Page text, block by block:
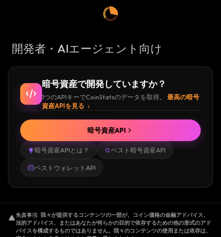
開発者・AIエージェント向け
暗号資産で開発していますか？
1つのAPIキーでCoinStatsのデータを取得。
最高の暗号
資産APIを見る
暗号資産APIとは？ ベスト暗号資産API
ベストウォレットAPI
暗号資産API
免責事項. 我々が提供するコンテンツの一部が、コイン価格の金融アドバイス、
法的アドバイス、またはあなたが何らかの目的で依存するための他の形式のアド
バイスを構成するものではありません。我々のコンテンツの使用または依存は、